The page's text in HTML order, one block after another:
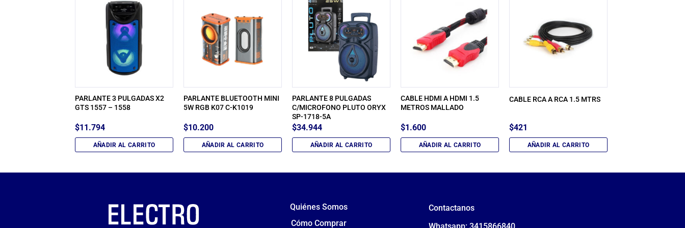
PARLANTE 3 PULGADAS X2
GTS 1557 – 1558
$11.794
AÑADIR AL CARRITO
PARLANTE BLUETOOTH MINI
5W RGB K07 C-K1019
$10.200
AÑADIR AL CARRITO
PARLANTE 8 PULGADAS
C/MICROFONO PLUTO ORYX
SP-1718-5A
$34.944
AÑADIR AL CARRITO
CABLE HDMI A HDMI 1.5
METROS MALLADO
$1.600
AÑADIR AL CARRITO
CABLE RCA A RCA 1.5 MTRS
$421
AÑADIR AL CARRITO
Quiénes Somos
Cómo Comprar
Contactanos